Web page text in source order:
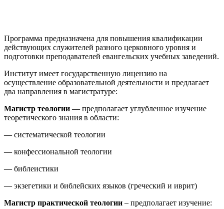
Программа предназначена для повышения квалификации
действующих служителей разного церковного уровня и
подготовки преподавателей евангельских учебных заведений.
Институт имеет государственную лицензию на
осуществление образовательной деятельности и предлагает
два направления в магистратуре:
Магистр теологии — предполагает углубленное изучение
теоретического знания в области:
— систематической теологии
— конфессиональной теологии
— библеистики
— экзегетики и библейских языков (греческий и иврит)
Магистр практической теологии – предполагает изучение: